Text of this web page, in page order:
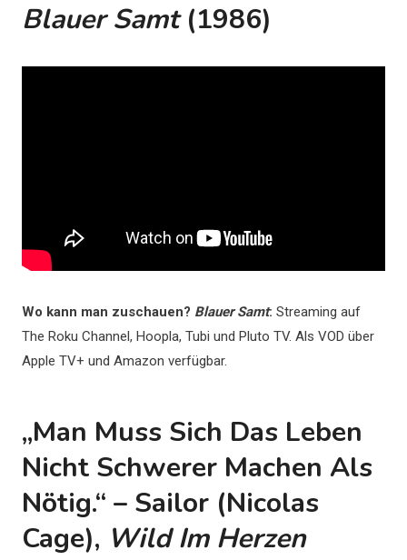
Blauer Samt(1986)
Wo kann man zuschauen? Blauer Samt: Streaming auf
The Roku Channel, Hoopla, Tubi und Pluto TV. Als VOD über
Apple TV+ und Amazon verfügbar.
„Man Muss Sich Das Leben
Nicht Schwerer Machen Als
Nötig.“ – Sailor (Nicolas
Cage), Wild Im Herzen